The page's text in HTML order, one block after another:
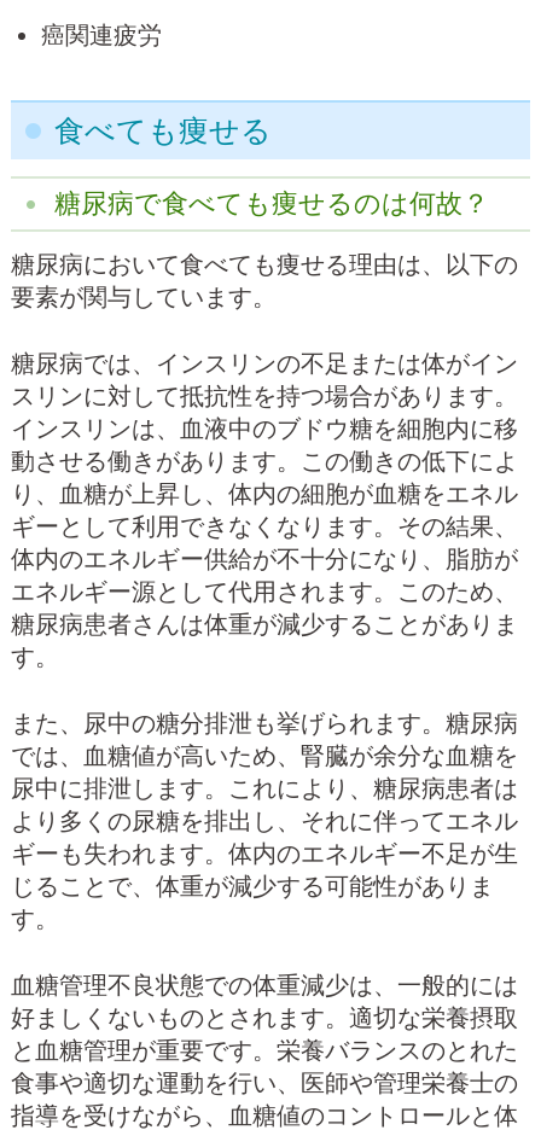
癌関連疲労
食べても痩せる
糖尿病で食べても痩せるのは何故？
糖尿病において食べても痩せる理由は、以下の
要素が関与しています。
糖尿病では、インスリンの不足または体がイン
スリンに対して抵抗性を持つ場合があります。
インスリンは、血液中のブドウ糖を細胞内に移
動させる働きがあります。この働きの低下によ
り、血糖が上昇し、体内の細胞が血糖をエネル
ギーとして利用できなくなります。その結果、
体内のエネルギー供給が不十分になり、脂肪が
エネルギー源として代用されます。このため、
糖尿病患者さんは体重が減少することがありま
す。
また、尿中の糖分排泄も挙げられます。糖尿病
では、血糖値が高いため、腎臓が余分な血糖を
尿中に排泄します。これにより、糖尿病患者は
より多くの尿糖を排出し、それに伴ってエネル
ギーも失われます。体内のエネルギー不足が生
じることで、体重が減少する可能性がありま
す。
血糖管理不良状態での体重減少は、一般的には
好ましくないものとされます。適切な栄養摂取
と血糖管理が重要です。栄養バランスのとれた
食事や適切な運動を行い、医師や管理栄養士の
指導を受けながら、血糖値のコントロールと体